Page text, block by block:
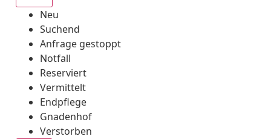
Neu
Suchend
Anfrage gestoppt
Notfall
Reserviert
Vermittelt
Endpflege
Gnadenhof
Verstorben